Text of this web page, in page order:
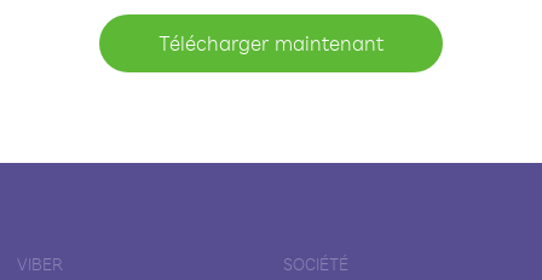
Télécharger maintenant
VIBER SOCIÉTÉ